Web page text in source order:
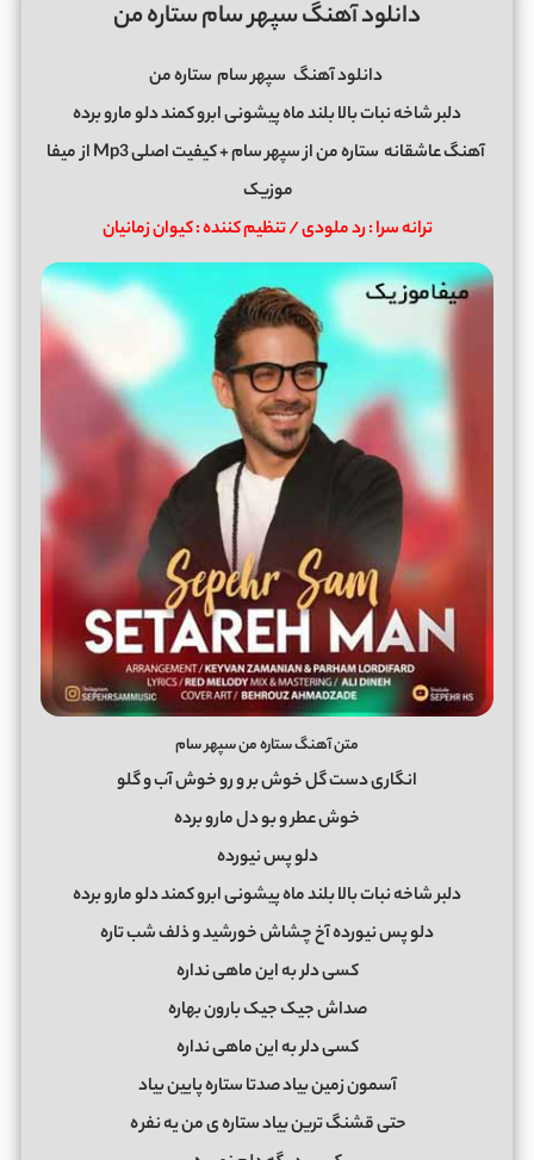
دانلود آهنگ سپهر سام ستاره من
دانلود آهنگ سپهر سام ستاره من
دلبر شاخه نبات بالا بلند ماه پیشونی ابرو کمند دلو مارو برده
آهنگ عاشقانه ستاره منازسپهر سام+ کیفیت اصلی Mp3 از
میفا
موزیک
ترانه سرا : رد ملودی / تنظیم کننده : کیوان زمانیان
متن آهنگ ستاره من سپهر سام
انگاری دست گل خوش بر و رو خوش آب و گلو
خوش عطر و بو دل مارو برده
دلو پس نیورده
دلبر شاخه نبات بالا بلند ماه پیشونی ابرو کمند دلو مارو برده
دلو پس نیورده آخ چشاش خورشید و ذلف شب تاره
کسی دلر به این ماهی نداره
صداش جیک جیک بارون بهاره
کسی دلر به این ماهی نداره
آسمون زمین بیاد صدتا ستاره پایین بیاد
حتی قشنگ ترین بیاد ستاره ی من یه نفره